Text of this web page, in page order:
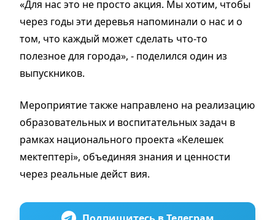
«Для нас это не просто акция. Мы хотим, чтобы
через годы эти деревья напоминали о нас и о
том, что каждый может сделать что-то
полезное для города», - поделился один из
выпускников.
Мероприятие также направлено на реализацию
образовательных и воспитательных задач в
рамках национального проекта «Келешек
мектептері», объединяя знания и ценности
через реальные дейст вия.